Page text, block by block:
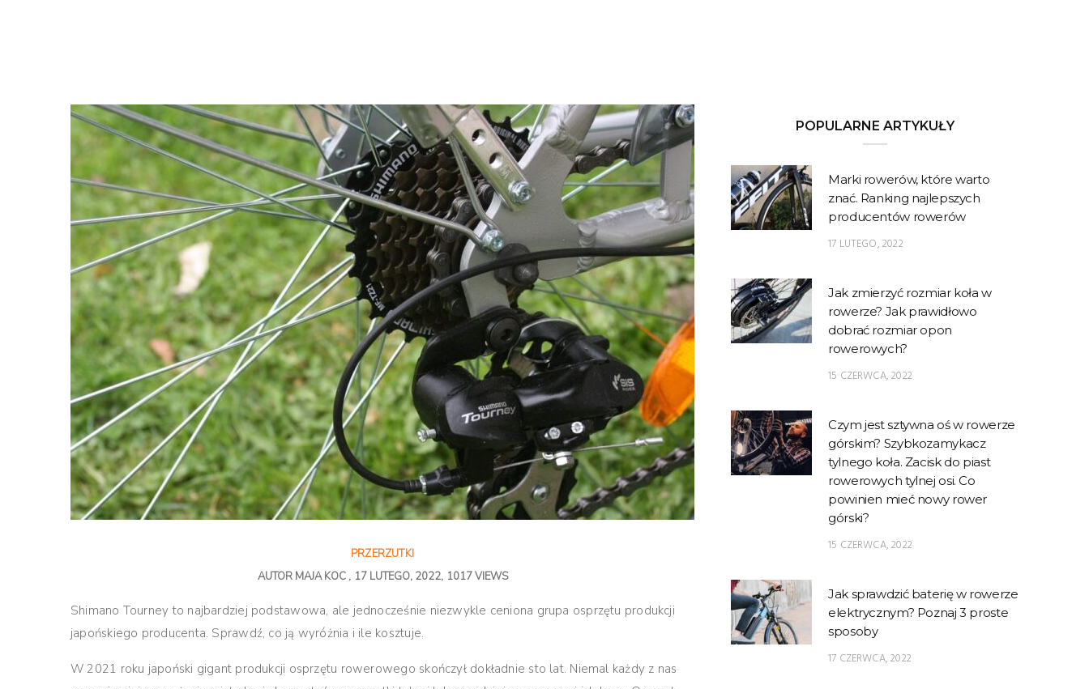
PRZERZUTKI
AUTOR MAJA KOC 17 LUTEGO, 2022 1017 VIEWS
Shimano Tourney to najbardziej podstawowa, ale jednocześnie niezwykle ceniona grupa osprzętu produkcji
japońskiego producenta. Sprawdź, co ją wyróżnia i ile kosztuje.
W 2021 roku japoński gigant produkcji osprzętu rowerowego skończył dokładnie sto lat. Niemal każdy z nas
POPULARNE ARTYKUŁY
Marki rowerów, które warto
znać. Ranking najlepszych
producentów rowerów
17 LUTEGO, 2022
Jak zmierzyć rozmiar koła w
rowerze? Jak prawidłowo
dobrać rozmiar opon
rowerowych?
15 CZERWCA, 2022
Czym jest sztywna oś w rowerze
górskim? Szybkozamykacz
tylnego koła. Zacisk do piast
rowerowych tylnej osi. Co
powinien mieć nowy rower
górski?
15 CZERWCA, 2022
Jak sprawdzić baterię w rowerze
elektrycznym? Poznaj 3 proste
sposoby
17 CZERWCA, 2022